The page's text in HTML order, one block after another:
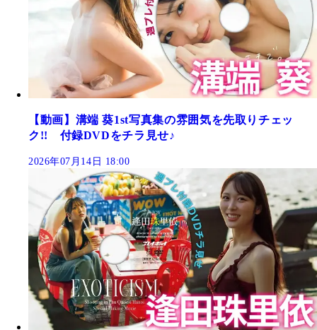
【動画】溝端 葵1st写真集の雰囲気を先取りチェッ
ク!! 付録DVDをチラ見せ♪
2026年07月14日 18:00